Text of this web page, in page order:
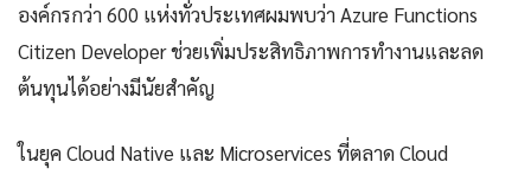
องค์กรกว่า 600 แห่งทั่วประเทศผมพบว่า Azure Functions
Citizen Developer ช่วยเพิ่มประสิทธิภาพการทำงานและลด
ต้นทุนได้อย่างมีนัยสำคัญ
ในยุค Cloud Native และ Microservices ที่ตลาด Cloud